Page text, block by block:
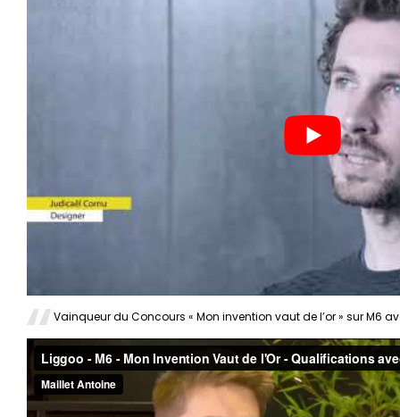
Vainqueur du Concours « Mon invention vaut de l’or » sur M6